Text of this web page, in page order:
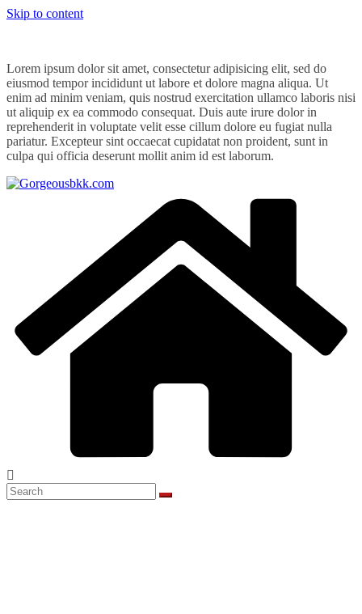
Skip to content
Lorem ipsum dolor sit amet, consectetur adipisicing elit, sed do
eiusmod tempor incididunt ut labore et dolore magna aliqua. Ut
enim ad minim veniam, quis nostrud exercitation ullamco laboris nisi
ut aliquip ex ea commodo consequat. Duis aute irure dolor in
reprehenderit in voluptate velit esse cillum dolore eu fugiat nulla
pariatur. Excepteur sint occaecat cupidatat non proident, sunt in
culpa qui officia deserunt mollit anim id est laborum.